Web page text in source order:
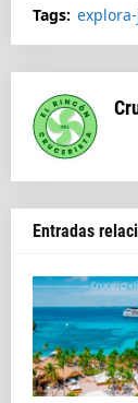
Tags:
Entradas